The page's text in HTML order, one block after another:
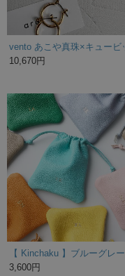
10,670円
【 Kinchaku 】ブルーグレー
3,600円